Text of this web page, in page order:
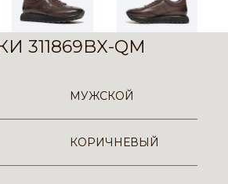
311869BX-QM
МУЖСКОЙ
КОРИЧНЕВЫЙ